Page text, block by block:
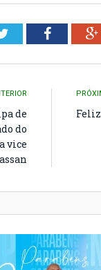
Twitter
de
do
vice